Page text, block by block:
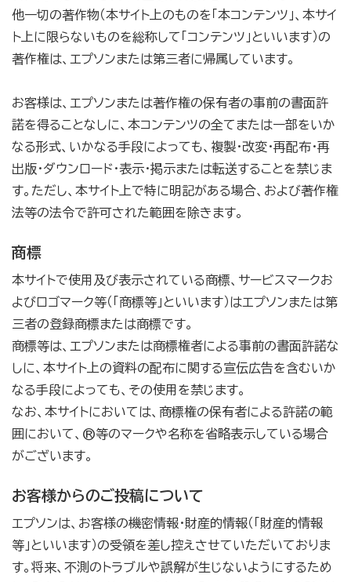
他一切の著作物（本サイト上のものを「本コンテンツ」、本サイ
ト上に限らないものを総称して「コンテンツ」といいます）の
著作権は、エプソンまたは第三者に帰属しています。
お客様は、エプソンまたは著作権の保有者の事前の書面許
諾を得ることなしに、本コンテンツの全てまたは一部をいか
なる形式、いかなる手段によっても、複製・改変・再配布・再
出版・ダウンロード・表示・掲示または転送することを禁じま
す。ただし、本サイト上で特に明記がある場合、および著作権
法等の法令で許可された範囲を除きます。
商標
本サイトで使用及び表示されている商標、サービスマークお
よびロゴマーク等（「商標等」といいます）はエプソンまたは第
三者の登録商標または商標です。
商標等は、エプソンまたは商標権者による事前の書面許諾な
しに、本サイト上の資料の配布に関する宣伝広告を含むいか
なる手段によっても、その使用を禁じます。
なお、本サイトにおいては、商標権の保有者による許諾の範
囲において、®等のマークや名称を省略表示している場合
がございます。
お客様からのご投稿について
エプソンは、お客様の機密情報・財産的情報（「財産的情報
等」といいます）の受領を差し控えさせていただいておりま
す。将来、不測のトラブルや誤解が生じないようにするため